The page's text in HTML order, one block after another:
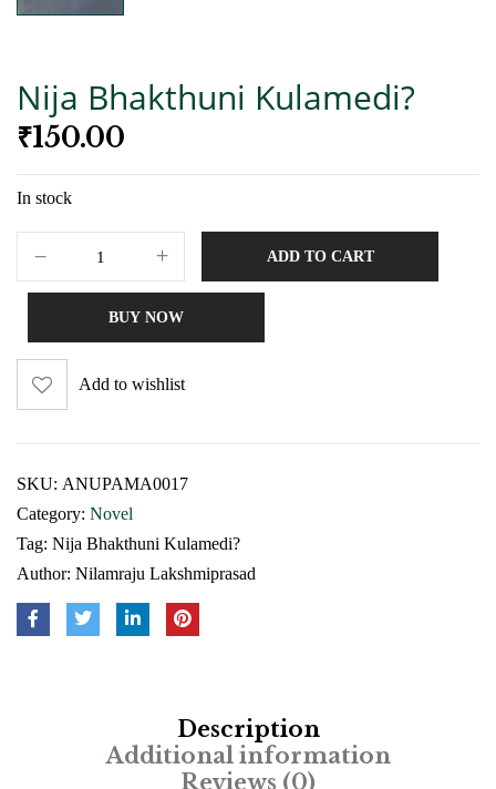
Nija Bhakthuni Kulamedi?
₹150.00
In stock
ADD TO CART
BUY NOW
Add to wishlist
SKU: ANUPAMA0017
Category: Novel
Tag: Nija Bhakthuni Kulamedi?
Author: Nilamraju Lakshmiprasad
Description
Additional information
Reviews (0)